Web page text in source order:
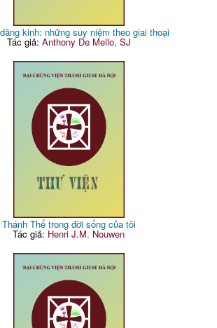
kinh: những suy niệm theo giai thoại
Tác giả: Anthony De Mello, SJ
Thánh Thể trong đời sống của tôi
Tác giả: Henri J.M. Nouwen